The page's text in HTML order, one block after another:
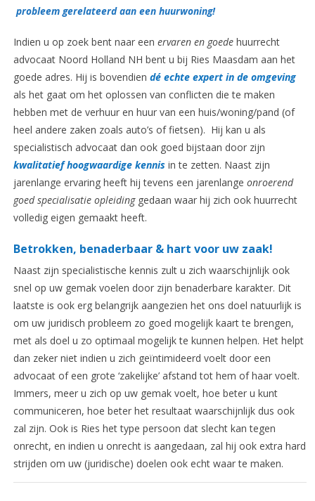
probleem gerelateerd aan een huurwoning!
Indien u op zoek bent naar een ervaren en goedehuurrecht
advocaat Noord Holland NH bent u bij Ries Maasdam aan het
goede adres. Hij is bovendien dé echte expert in de omgeving
als het gaat om het oplossen van conflicten die te maken
hebben met de verhuur en huur van een huis/woning/pand (of
heel andere zaken zoals auto’s of fietsen). Hij kan u als
specialistisch advocaat dan ook goed bijstaan door zijn
kwalitatief hoogwaardige kennisin te zetten. Naast zijn
jarenlange ervaring heeft hij tevens een jarenlange onroerend
goed specialisatie opleidinggedaan waar hij zich ook huurrecht
volledig eigen gemaakt heeft.
Betrokken, benaderbaar & hart voor uw zaak!
Naast zijn specialistische kennis zult u zich waarschijnlijk ook
snel op uw gemak voelen door zijn benaderbare karakter. Dit
laatste is ook erg belangrijk aangezien het ons doel natuurlijk is
om uw juridisch probleem zo goed mogelijk kaart te brengen,
met als doel u zo optimaal mogelijk te kunnen helpen. Het helpt
dan zeker niet indien u zich geïntimideerd voelt door een
advocaat of een grote ‘zakelijke’ afstand tot hem of haar voelt.
Immers, meer u zich op uw gemak voelt, hoe beter u kunt
communiceren, hoe beter het resultaat waarschijnlijk dus ook
zal zijn. Ook is Ries het type persoon dat slecht kan tegen
onrecht, en indien u onrecht is aangedaan, zal hij ook extra hard
strijden om uw (juridische) doelen ook echt waar te maken.